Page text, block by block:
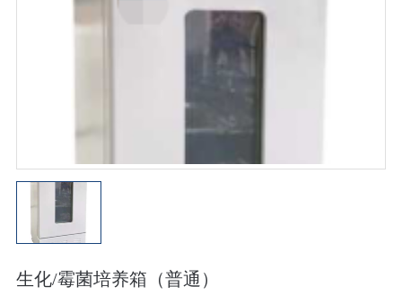
生化/霉菌培养箱（普通）